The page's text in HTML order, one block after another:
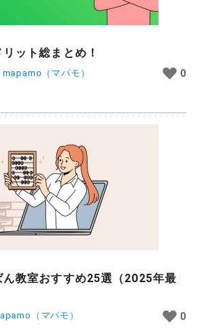
ット総まとめ！
mapamo（マパモ） 0
ん教室おすすめ25選（2025年最
（マパモ） 0